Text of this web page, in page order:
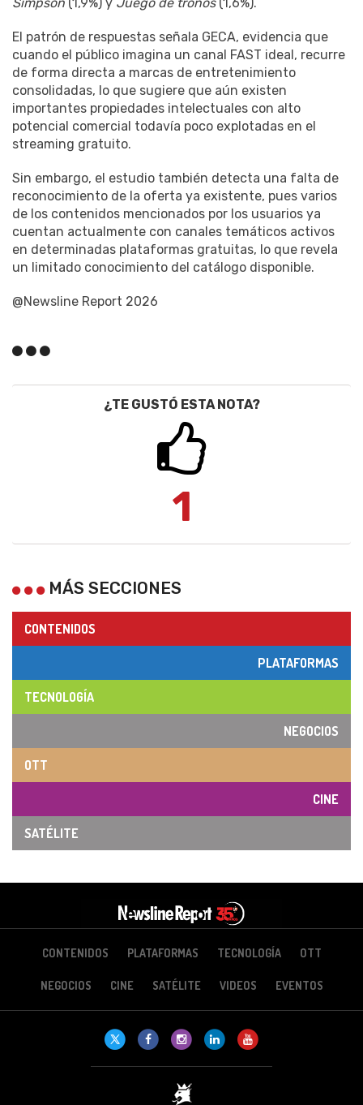
El patrón de respuestas señala GECA, evidencia que
cuando el público imagina un canal FAST ideal, recurre
de forma directa a marcas de entretenimiento
consolidadas, lo que sugiere que aún existen
importantes propiedades intelectuales con alto
potencial comercial todavía poco explotadas en el
streaming gratuito.
Sin embargo, el estudio también detecta una falta de
reconocimiento de la oferta ya existente, pues varios
de los contenidos mencionados por los usuarios ya
cuentan actualmente con canales temáticos activos
en determinadas plataformas gratuitas, lo que revela
un limitado conocimiento del catálogo disponible.
@Newsline Report 2026
¿TE GUSTÓ ESTA NOTA?
1
MÁS SECCIONES
CONTENIDOS
PLATAFORMAS
TECNOLOGÍA
NEGOCIOS
OTT
CINE
SATÉLITE
CONTENIDOS PLATAFORMAS TECNOLOGÍA OTT
NEGOCIOS CINE SATÉLITE VIDEOS EVENTOS